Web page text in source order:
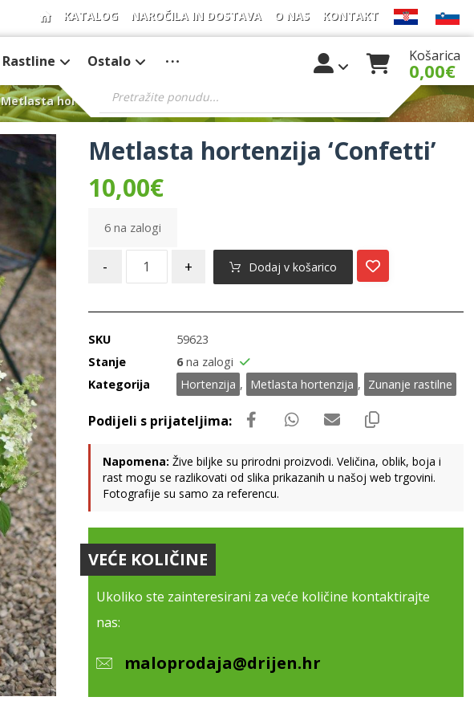
KATALOG NAROČILA IN DOSTAVA O NAS KONTAKT
Rastline Ostalo Košarica
0,00€
Metlasta hortenzija ‘Confetti’
Metlasta hortenzija ‘Confetti’
10,00€
6 na zalogi
- + Dodaj v košarico
SKU
59623
Stanje
6na zalogi
Kategorija
Hortenzija , Metlasta hortenzija , Zunanje rastilne
Napomena: Žive biljke su prirodni proizvodi. Veličina, oblik, boja i
rast mogu se razlikovati od slika prikazanih u našoj web trgovini.
Fotografije su samo za referencu.
VEĆE KOLIČINE
Ukoliko ste zainteresirani za veće količine kontaktirajte
nas:
maloprodaja@drijen.hr